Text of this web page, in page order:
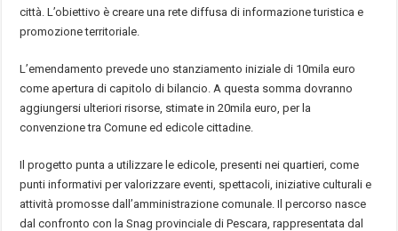
città. L’obiettivo è creare una rete diffusa di informazione turistica e
promozione territoriale.
L’emendamento prevede uno stanziamento iniziale di 10mila euro
come apertura di capitolo di bilancio. A questa somma dovranno
aggiungersi ulteriori risorse, stimate in 20mila euro, per la
convenzione tra Comune ed edicole cittadine.
Il progetto punta a utilizzare le edicole, presenti nei quartieri, come
punti informativi per valorizzare eventi, spettacoli, iniziative culturali e
attività promosse dall’amministrazione comunale. Il percorso nasce
dal confronto con la Snag provinciale di Pescara, rappresentata dal